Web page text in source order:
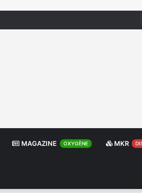
MAGAZINE OXYGÈNE MKR